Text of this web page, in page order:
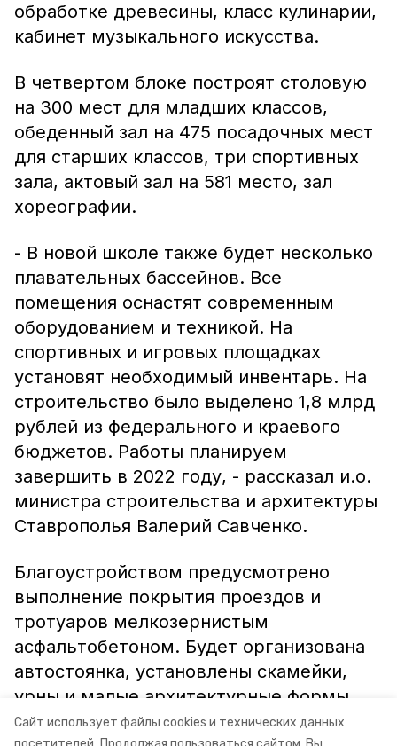
Сайт использует файлы cookies и технических данных
обработке древесины, класс кулинарии,
кабинет музыкального искусства.
В четвертом блоке построят столовую
на 300 мест для младших классов,
обеденный зал на 475 посадочных мест
для старших классов, три спортивных
зала, актовый зал на 581 место, зал
хореографии.
- В новой школе также будет несколько
плавательных бассейнов. Все
помещения оснастят современным
оборудованием и техникой. На
спортивных и игровых площадках
установят необходимый инвентарь. На
строительство было выделено 1,8 млрд
рублей из федерального и краевого
бюджетов. Работы планируем
завершить в 2022 году, - рассказал и.о.
министра строительства и архитектуры
Ставрополья Валерий Савченко.
Благоустройством предусмотрено
выполнение покрытия проездов и
тротуаров мелкозернистым
асфальтобетоном. Будет организована
автостоянка, установлены скамейки,
урны и малые архитектурные формы.